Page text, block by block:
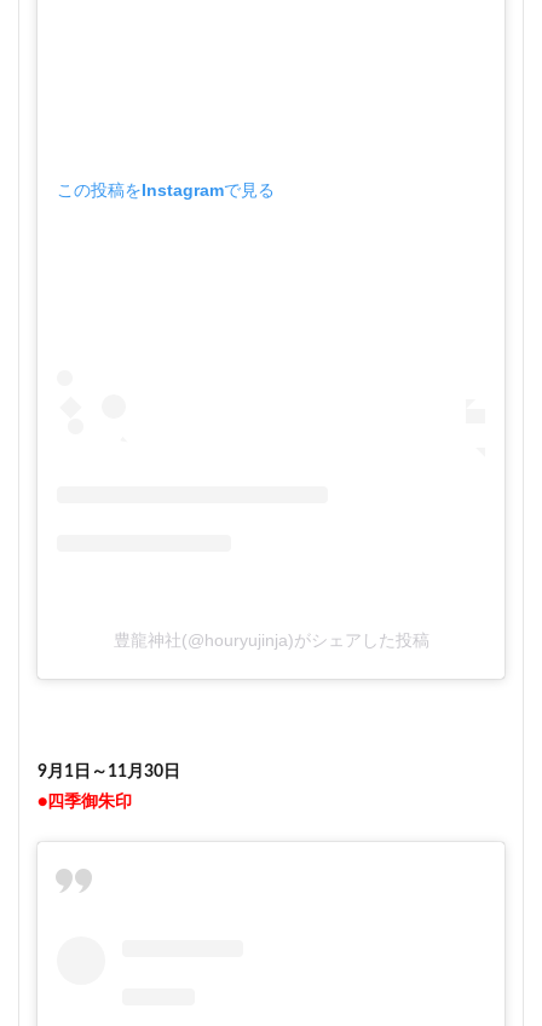
この投稿をInstagramで見る
豊龍神社(@houryujinja)がシェアした投稿
9月1日～11月30日
●四季御朱印